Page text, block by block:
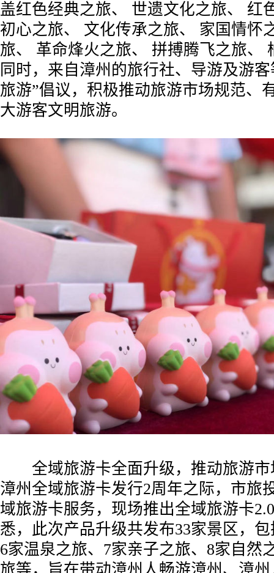
盖红色经典之旅、 世遗文化之旅、 红
初心之旅、 文化传承之旅、 家国情怀
旅、 革命烽火之旅、 拼搏腾飞之旅、
同时，来自漳州的旅行社、导游及游
旅游”倡议，积极推动旅游市场规范、
大游客文明旅游。
全域旅游卡全面升级，推动旅游市
漳州全域旅游卡发行2周年之际，市旅
域旅游卡服务，现场推出全域旅游卡
悉，此次产品升级共发布33家景区，
6家温泉之旅、7家亲子之旅、8家自然